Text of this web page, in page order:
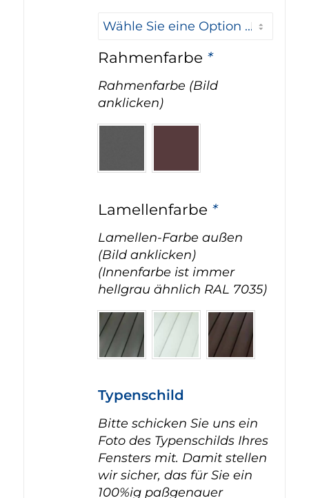
Rahmenfarbe *
Rahmenfarbe (Bild
anklicken)
Lamellenfarbe *
Lamellen-Farbe außen
(Bild anklicken)
(Innenfarbe ist immer
hellgrau ähnlich RAL 7035)
Typenschild
Bitte schicken Sie uns ein
Foto des Typenschilds Ihres
Fensters mit. Damit stellen
wir sicher, das für Sie ein
100%ig paßgenauer